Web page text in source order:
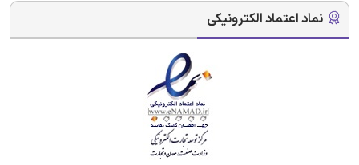
نماد اعتماد الکترونیکی